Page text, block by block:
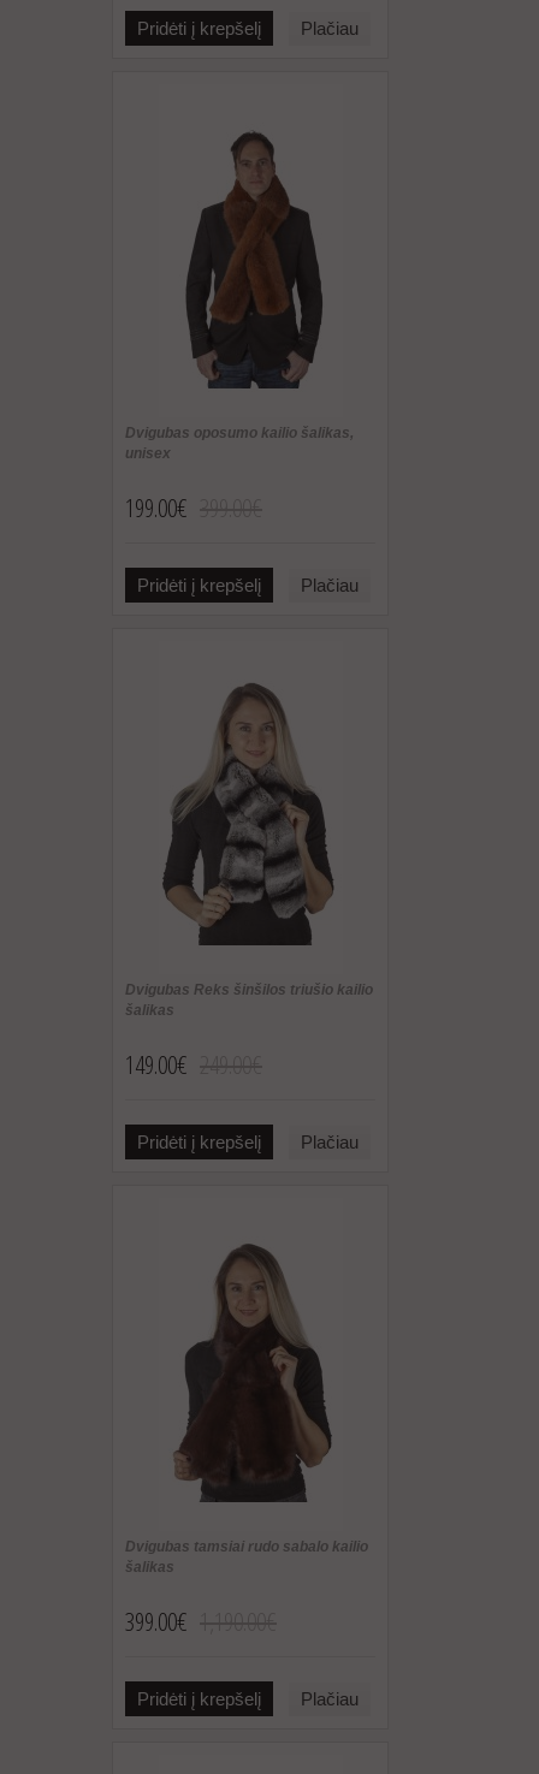
Pridėti į krepšelį Plačiau
Dvigubas oposumo kailio šalikas,
unisex
199.00€
Pridėti į krepšelį Plačiau
Dvigubas Reks šinšilos triušio kailio
šalikas
149.00€
Pridėti į krepšelį Plačiau
Dvigubas tamsiai rudo sabalo kailio
šalikas
399.00€
Pridėti į krepšelį Plačiau